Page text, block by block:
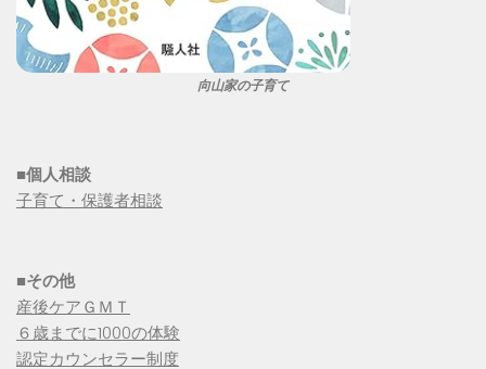
向山家の子育て
■個人相談
子育て・保護者相談
■その他
産後ケアＧＭＴ
６歳までに1000の体験
認定カウンセラー制度